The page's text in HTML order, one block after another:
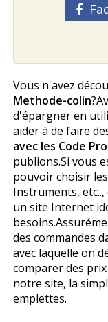
Vous n'avez
Methode-colin
d'épargner en
aider à de faire
avec les Code
publions.Si vous
pouvoir choisir
Instruments,
un site Internet
des commandes
avec laquelle on
comparer des
notre site, la
emplettes.